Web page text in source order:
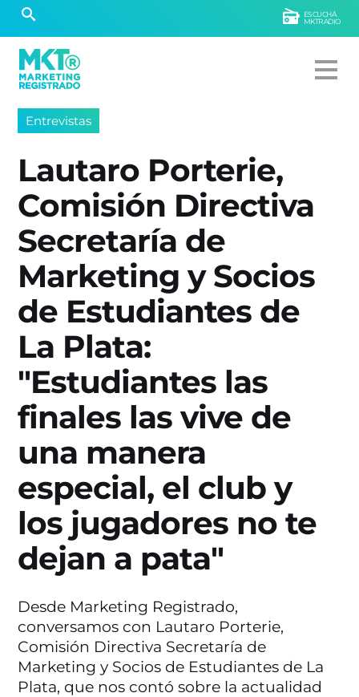
ESCUCHÁ
MKTRADIO
Entrevistas
Lautaro Porterie,
Comisión Directiva
Secretaría de
Marketing y Socios
de Estudiantes de
La Plata:
"Estudiantes las
finales las vive de
una manera
especial, el club y
los jugadores no te
dejan a pata"
Desde Marketing Registrado,
conversamos con Lautaro Porterie,
Comisión Directiva Secretaría de
Marketing y Socios de Estudiantes de La
Plata, que nos contó sobre la actualidad